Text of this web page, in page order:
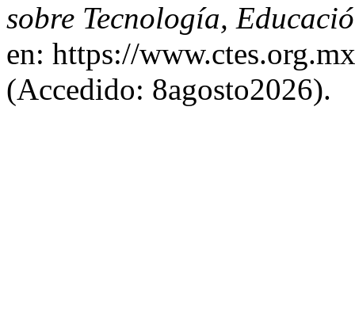
sobre Tecnología,
en: https://
(Accedido: 8agosto2026).